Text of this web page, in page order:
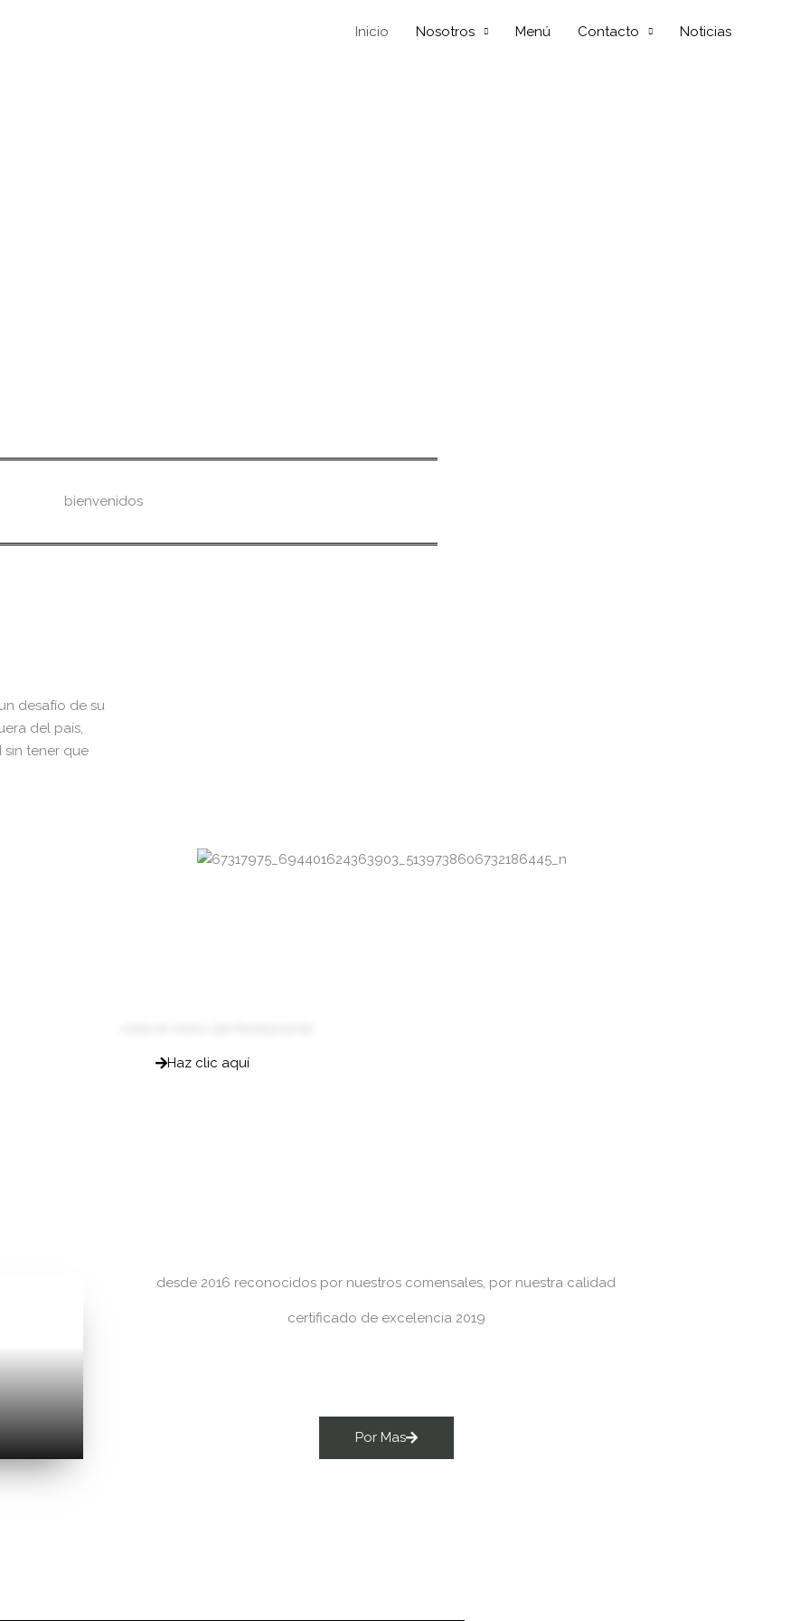
Inicio Nosotros Menú Contacto Noticias
bienvenidos
desafío de su
del país,
tener que
Haz clic aquí
desde 2016 reconocidos por nuestros comensales, por nuestra calidad
certificado de excelencia 2019
Por Mas